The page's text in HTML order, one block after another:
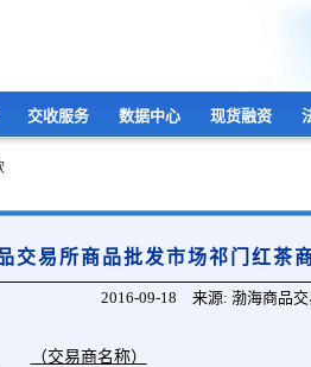
交收服务 数据中心 现货融资
交易所商品批发市场祁门红茶
2016-09-18 来源: 渤海商品交
（交易商名称）